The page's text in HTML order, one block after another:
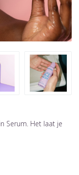
Serum. Het laat je